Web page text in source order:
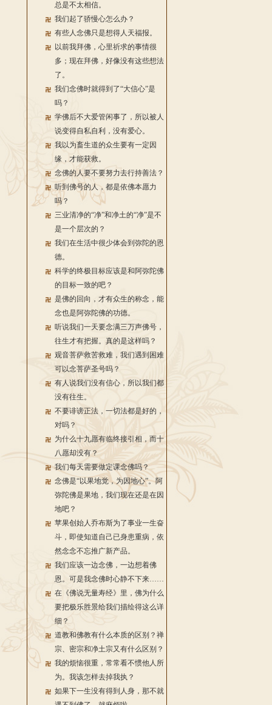
总是不太相信。
我们起了骄慢心怎么办？
有些人念佛只是想得人天福报。
以前我拜佛，心里祈求的事情很
多；现在拜佛，好像没有这些想法
了。
我们念佛时就得到了“大信心”是
吗？
学佛后不大爱管闲事了，所以被人
说变得自私自利，没有爱心。
我以为畜生道的众生要有一定因
缘，才能获救。
念佛的人要不要努力去行持善法？
听到佛号的人，都是依佛本愿力
吗？
三业清净的“净”和净土的“净”是不
是一个层次的？
我们在生活中很少体会到弥陀的恩
德。
科学的终极目标应该是和阿弥陀佛
的目标一致的吧？
是佛的回向，才有众生的称念，能
念也是阿弥陀佛的功德。
听说我们一天要念满三万声佛号，
往生才有把握。真的是这样吗？
观音菩萨救苦救难，我们遇到困难
可以念菩萨圣号吗？
有人说我们没有信心，所以我们都
没有往生。
不要诽谤正法，一切法都是好的，
对吗？
为什么十九愿有临终接引相，而十
八愿却没有？
我们每天需要做定课念佛吗？
念佛是“以果地觉，为因地心”。阿
弥陀佛是果地，我们现在还是在因
地吧？
苹果创始人乔布斯为了事业一生奋
斗，即使知道自己已身患重病，依
然念念不忘推广新产品。
我们应该一边念佛，一边想着佛
恩。可是我念佛时心静不下来……
在《佛说无量寿经》里，佛为什么
要把极乐胜景给我们描绘得这么详
细？
道教和佛教有什么本质的区别？禅
宗、密宗和净土宗又有什么区别？
我的烦恼很重，常常看不惯他人所
为。我该怎样去掉我执？
如果下一生没有得到人身，那不就